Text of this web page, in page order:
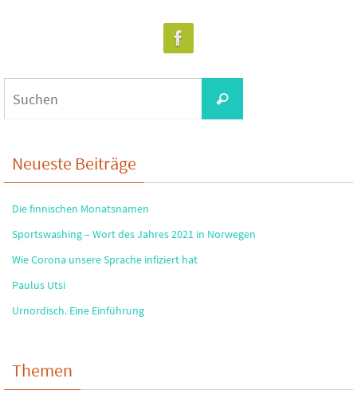
Suchen
Neueste Beiträge
Die finnischen Monatsnamen
Sportswashing – Wort des Jahres 2021 in Norwegen
Wie Corona unsere Sprache infiziert hat
Paulus Utsi
Urnordisch. Eine Einführung
Themen